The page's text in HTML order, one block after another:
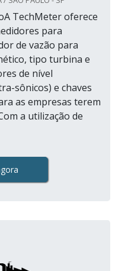
TechMeter oferece
para
de vazão para
tipo turbina e
de nível
sônicos) e chaves
as empresas terem
a utilização de